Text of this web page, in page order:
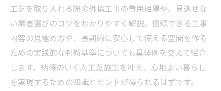
工芝を取り入れる際の外構工事の費用相場や、見逃せな
い業者選びのコツをわかりやすく解説。信頼できる工事
内容の見極め方や、長期的に安心して使える空間を作る
ための実践的な判断基準についても具体例を交えて紹介
します。納得のいく人工芝施工を叶え、心地よい暮らし
を実現するための知識とヒントが得られるはずです。